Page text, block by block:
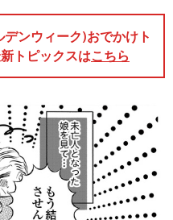
ンウィーク)おでかけト
トピックスはこちら